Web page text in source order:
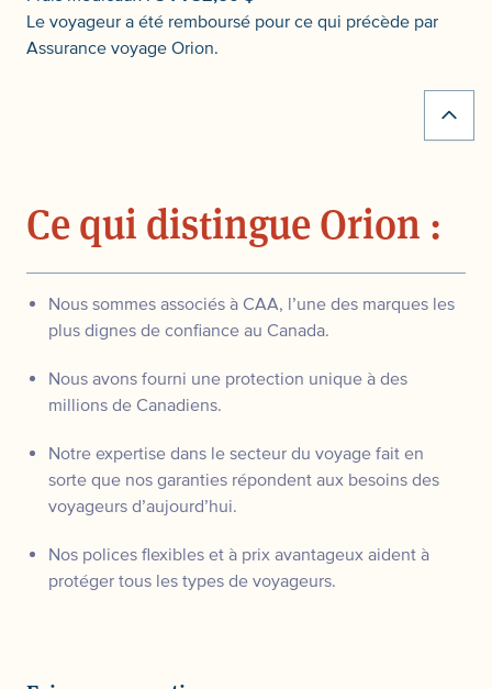
Le voyageur a été remboursé pour ce qui précède par
Assurance voyage Orion.
Ce qui distingue Orion :
Nous sommes associés à CAA, l’une des marques les
plus dignes de confiance au Canada.
Nous avons fourni une protection unique à des
millions de Canadiens.
Notre expertise dans le secteur du voyage fait en
sorte que nos garanties répondent aux besoins des
voyageurs d’aujourd’hui.
Nos polices flexibles et à prix avantageux aident à
protéger tous les types de voyageurs.